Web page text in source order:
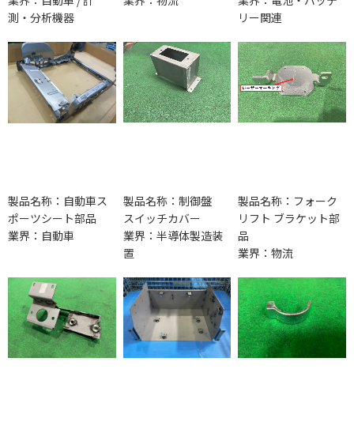
測・分析機器
リー関連
製品名称：自動車ス
ポーツシート部品
業界：自動車
製品名称：制御盤
スイッチカバー
業界：半導体製造装
置
製品名称：フォーク
リフト ブラケット部
品
業界：物流